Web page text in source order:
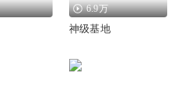
6.9万
神级基地